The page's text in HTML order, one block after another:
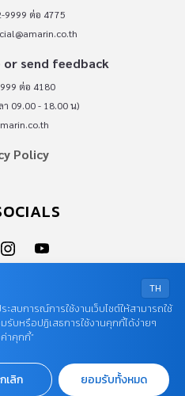
9999 ต่อ 4775
or send feedback
ต่อ 4180
า 09.00 - 18.00 น)
Policy
2026
LIMITED.
TH
ะสบการณ์การใช้งานเว็บไซต์ให้สามารถใช้
บหรือปฏิเสธการใช้งานคุกกี้ได้ง่ายๆ
าคุกกี้”
เลิก ยอมรับทั้งหมด